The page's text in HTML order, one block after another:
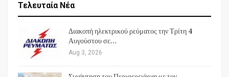
Τελευταία Νέα
Διακοπή ηλεκτρικού ρεύματος την Τρίτη 4
Αυγούστου σε…
Aug 3, 2026